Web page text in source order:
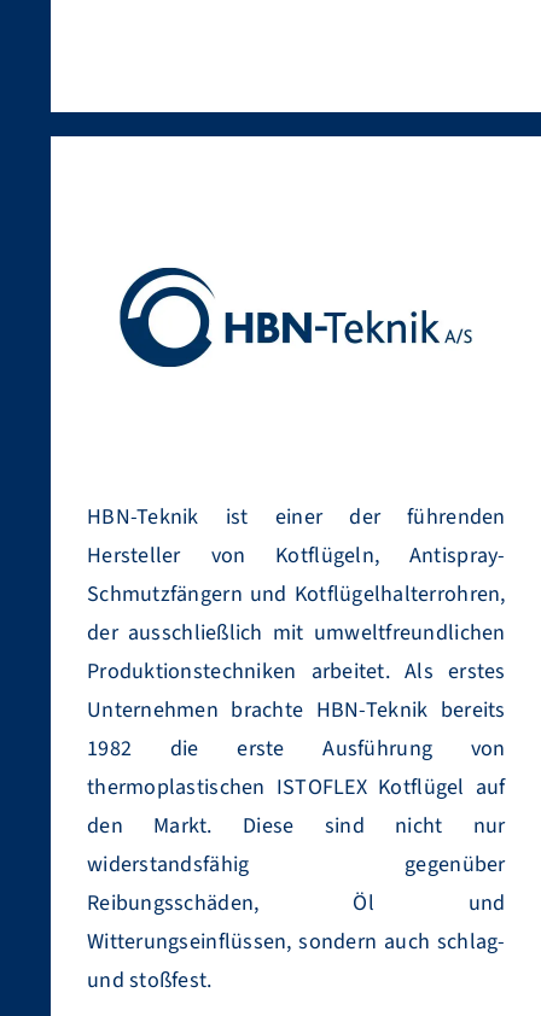
HBN-Teknik ist einer der führenden
Hersteller von Kotflügeln, Antispray-
Schmutzfängern und Kotflügelhalterrohren,
der ausschließlich mit umweltfreundlichen
Produktionstechniken arbeitet. Als erstes
Unternehmen brachte HBN-Teknik bereits
1982 die erste Ausführung von
thermoplastischen ISTOFLEX Kotflügel auf
den Markt. Diese sind nicht nur
widerstandsfähig gegenüber
Reibungsschäden, Öl und
Witterungseinflüssen, sondern auch schlag-
und stoßfest.